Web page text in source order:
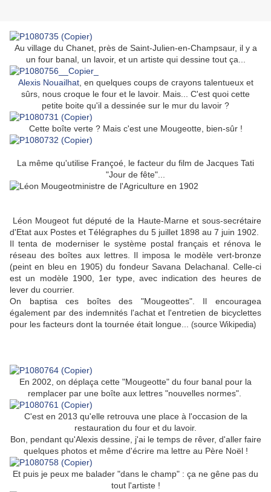
Au village du Chanet, près de Saint-Julien-en-Champsaur, il y a
un four banal, un lavoir, et un artiste qui dessine tout ça...
Alexis Nouailhat, en quelques coups de crayons talentueux et
sûrs, nous croque le four et le lavoir. Mais... C'est quoi cette
petite boite qu'il a dessinée sur le mur du lavoir ?
Cette boîte verte ? Mais c'est une Mougeotte, bien-sûr !
La même qu'utilise Françoé, le facteur du film de Jacques Tati
"Jour de fête"...
Léon Mougeot fut député de la Haute-Marne et sous-secrétaire
d'Etat aux Postes et Télégraphes du 5 juillet 1898 au 7 juin 1902.
Il tenta de moderniser le système postal français et rénova le
réseau des boîtes aux lettres. Il imposa le modèle vert-bronze
(peint en bleu en 1905) du fondeur Savana Delachanal. Celle-ci
est un modèle 1900, 1er type, avec indication des heures de
lever du courrier.
On baptisa ces boîtes des "Mougeottes". Il encouragea
également par des indemnités l'achat et l'entretien de bicyclettes
pour les facteurs dont la tournée était longue... (source Wikipedia)
En 2002, on déplaça cette "Mougeotte" du four banal pour la
remplacer par une boîte aux lettres "nouvelles normes".
C'est en 2013 qu'elle retrouva une place à l'occasion de la
restauration du four et du lavoir.
Bon, pendant qu'Alexis dessine, j'ai le temps de rêver, d'aller faire
quelques photos et même d'écrire ma lettre au Père Noël !
Et puis je peux me balader "dans le champ" : ça ne gêne pas du
tout l'artiste !